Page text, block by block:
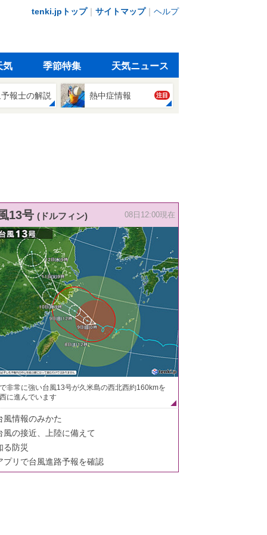
tenki.jpトップ｜ サイトマップ｜ ヘルプ
気 季節特集 天気ニュース
報士の解説 熱中症情報 注目
13号 (ドルフィン) 08日12:00現在
非常に強い台風13号が久米島の西北西約160kmを
に進んでいます
風情報のみかた
風の接近、上陸に備えて
る防災
プリで台風進路予報を確認